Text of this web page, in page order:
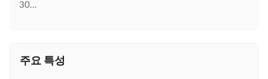
30...
주요 특성